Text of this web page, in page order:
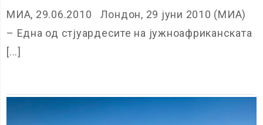
МИА, 29.06.2010 Лондон, 29 јуни 2010 (МИА)
– Една од стјуардесите на јужноафриканската
[...]